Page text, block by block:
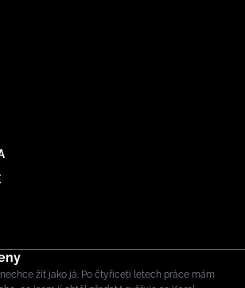
nechce žít jako já. Po čtyřiceti letech práce mám